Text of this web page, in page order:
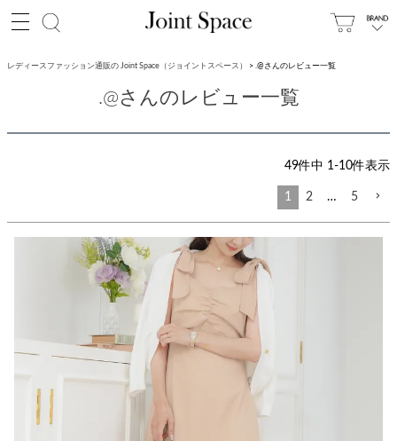
レディースファッション通販の Joint Space（ジョイントスペース） .@さんのレビュー一覧
.@さんのレビュー一覧
49件中 1-10件表示
1 2 … 5